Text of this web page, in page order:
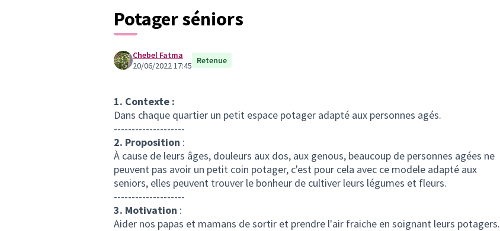
Potager séniors
Chebel Fatma
20/06/2022 17:45 Retenue
1. Contexte :
Dans chaque quartier un petit espace potager adapté aux personnes agés.
--------------------
2. Proposition :
À cause de leurs âges, douleurs aux dos, aux genous, beaucoup de personnes agées ne
peuvent pas avoir un petit coin potager, c'est pour cela avec ce modele adapté aux
seniors, elles peuvent trouver le bonheur de cultiver leurs légumes et fleurs.
--------------------
3. Motivation :
Aider nos papas et mamans de sortir et prendre l'air fraiche en soignant leurs potagers.